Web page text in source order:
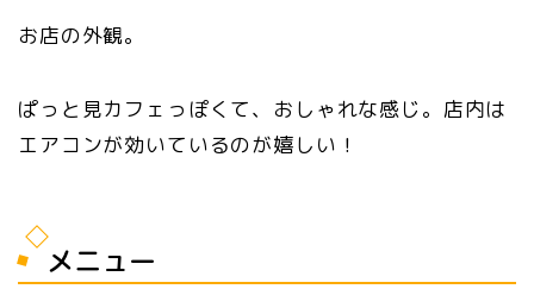
お店の外観。
ぱっと見カフェっぽくて、おしゃれな感じ。店内は
エアコンが効いているのが嬉しい！
メニュー